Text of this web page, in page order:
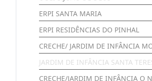
ERPI SANTA MARIA
ERPI RESIDÊNCIAS DO PINHAL
CRECHE/ JARDIM DE INFÂNCIA
JARDIM DE INFÂNCIA SANTA
CRECHE/JARDIM DE INFÂNCIA O